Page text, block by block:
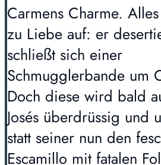
Carmens Charme.
zu Liebe auf: er
schließt sich einer
Schmugglerbande um
Doch diese wird bald
Josés überdrüssig und
statt seiner nun den
Escamillo mit fatalen